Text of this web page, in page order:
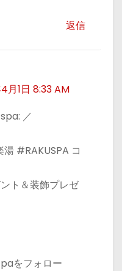
返信
月1日 8:33 AM
／
#RAKUSPA コ
ト＆装飾プレゼ
をフォロー